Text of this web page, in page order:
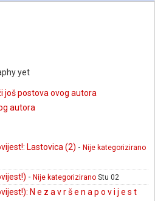
yet
još postova ovog autora
autora
Lastovica (2) - Nije kategorizirano
- Nije kategorizirano Stu 02
N e z a v r š e n a p o v i j e s t